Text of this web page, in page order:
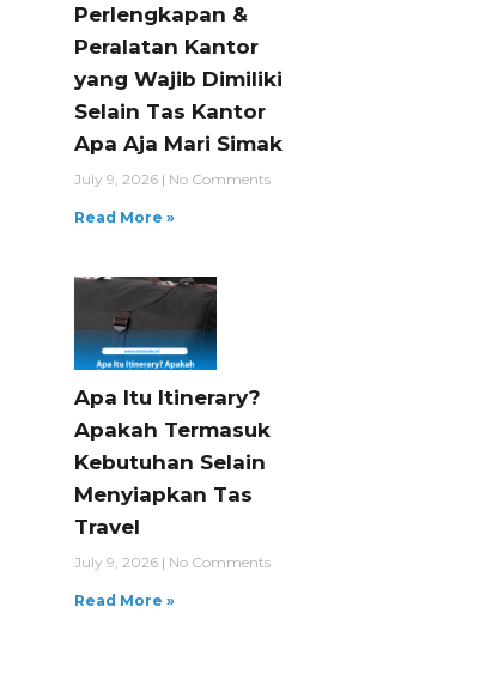
Perlengkapan &
Peralatan Kantor
yang Wajib Dimiliki
Selain Tas Kantor
Apa Aja Mari Simak
July 9, 2026 No Comments
Read More »
Apa Itu Itinerary?
Apakah Termasuk
Kebutuhan Selain
Menyiapkan Tas
Travel
July 9, 2026 No Comments
Read More »